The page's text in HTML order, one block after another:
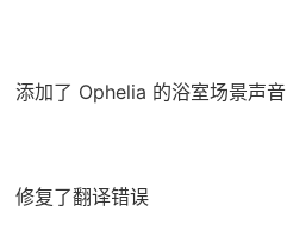
添加了 Ophelia 的浴室场景声音
修复了翻译错误